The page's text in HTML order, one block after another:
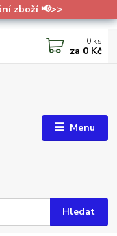
zboží 📢>>
Menu
Hledat
0 ks
za 0 Kč